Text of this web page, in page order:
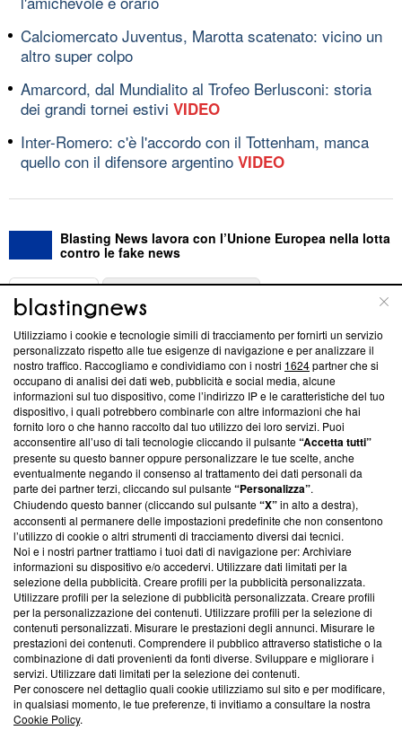
Calciomercato Juventus, Marotta scatenato: vicino un
altro super colpo
Amarcord, dal Mundialito al Trofeo Berlusconi: storia
dei grandi tornei estivi VIDEO
Inter-Romero: c'è l'accordo con il Tottenham, manca
quello con il difensore argentino VIDEO
Blasting News lavora con l’Unione Europea nella lotta
contro le fake news
ABOUT
Questa sezione offre informazioni trasparenti su Blasting
News, sui nostri processi editoriali e su come ci impegniamo a
creare news di qualità. Inoltre, afferma la nostra aderenza a
‘Trust Project - News with Integrity’Blasting News non è
ancora membro del programma, ma ha richiesto di farne
parte; Trust Project non ha ancora effettuato una verifica di
conformità agli standard.
Su di noi
Team editoriale
Corporate
Redazione
Informativa Privacy
Cookie Policy
Blasting SA, IDI CHE-247.845.224, Via Carlo Frasca, 3 - 6900
Lugano (Svizzera) Tel:+39 0690258937
© 2026 Blasting News
Utilizziamo i cookie e tecnologie simili di tracciamento per fornirti un servizio
personalizzato rispetto alle tue esigenze di navigazione e per analizzare il
nostro traffico. Raccogliamo e condividiamo con i nostri 1624partner che si
occupano di analisi dei dati web, pubblicità e social media, alcune
informazioni sul tuo dispositivo, come l’indirizzo IP e le caratteristiche del tuo
dispositivo, i quali potrebbero combinarle con altre informazioni che hai
fornito loro o che hanno raccolto dal tuo utilizzo dei loro servizi. Puoi
acconsentire all’uso di tali tecnologie cliccando il pulsante“Accetta tutti”
presente su questo banner oppure personalizzare le tue scelte, anche
eventualmente negando il consenso al trattamento dei dati personali da
parte dei partner terzi, cliccando sul pulsante“Personalizza”.
Chiudendo questo banner (cliccando sul pulsante“X”in alto a destra),
acconsenti al permanere delle impostazioni predefinite che non consentono
l’utilizzo di cookie o altri strumenti di tracciamento diversi dai tecnici.
Noi e i nostri partner trattiamo i tuoi dati di navigazione per: Archiviare
informazioni su dispositivo e/o accedervi. Utilizzare dati limitati per la
selezione della pubblicità. Creare profili per la pubblicità personalizzata.
Utilizzare profili per la selezione di pubblicità personalizzata. Creare profili
per la personalizzazione dei contenuti. Utilizzare profili per la selezione di
contenuti personalizzati. Misurare le prestazioni degli annunci. Misurare le
prestazioni dei contenuti. Comprendere il pubblico attraverso statistiche o la
combinazione di dati provenienti da fonti diverse. Sviluppare e migliorare i
servizi. Utilizzare dati limitati per la selezione dei contenuti.
Per conoscere nel dettaglio quali cookie utilizziamo sul sito e per modificare,
in qualsiasi momento, le tue preferenze, ti invitiamo a consultare la nostra
Cookie Policy.